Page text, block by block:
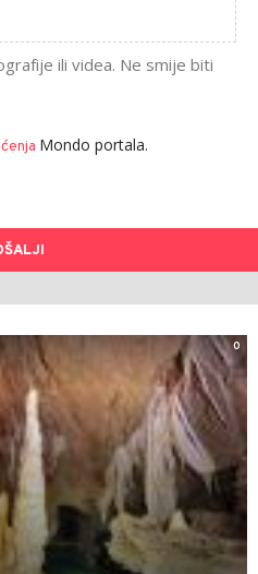
ili videa. Ne smije biti
Mondo portala.
0